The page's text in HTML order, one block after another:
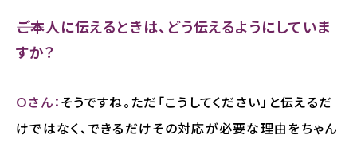
――ご本人に伝えるときは、どう伝えるようにしていま
すか？
Ｏさん：そうですね。ただ「こうしてください」と伝えるだ
けではなく、できるだけその対応が必要な理由をちゃん